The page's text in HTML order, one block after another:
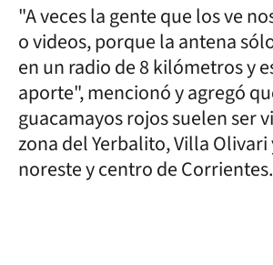
"A veces la gente que los ve
o videos, porque la antena
en un radio de 8 kilómetros y
aporte", mencionó y agregó
guacamayos rojos suelen ser
zona del Yerbalito, Villa
noreste y centro de Corrientes.